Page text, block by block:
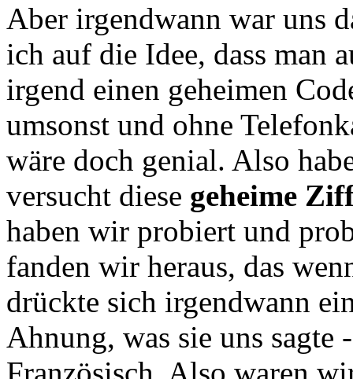
Aber irgendwann war uns
ich auf die Idee, dass man
irgend einen geheimen
umsonst und ohne
wäre doch genial. Also
versucht diese geheime
haben wir probiert und
fanden wir heraus, das
drückte sich irgendwann
Ahnung, was sie uns
Französisch. Also waren